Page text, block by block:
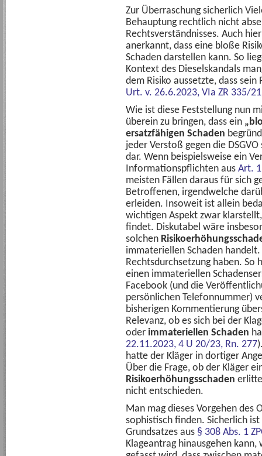
Zur Überraschung sicherlich
Behauptung rechtlich nicht
Rechtsverständnisses. Auch
anerkannt, dass eine bloße
Schaden darstellen kann. So
Kontext des Dieselskandals
dem Risiko aussetzte, dass
Urt. v. 26.6.2023, VIa ZR 335/21
Wie ist diese Feststellung nun
überein zu bringen, dass ein
ersatzfähigen Schaden
jeder Verstoß gegen die
dar. Wenn beispielsweise ein
Informationspflichten aus Art.
meisten Fällen daraus für sich
Betroffenen, irgendwelche
erleiden. Insoweit ist allein
wichtigen Aspekt zwar
findet. Diskutabel wäre
solchen
immateriellen Schaden
Rechtsdurchsetzung haben. So
einen immateriellen
Facebook (und die
persönlichen Telefonnummer)
bisherigen Kommentierung
Relevanz, ob es sich bei der
oder immateriellen Schaden
22.11.2023, 4 U 20/23, Rn. 277
hatte der Kläger in dortiger
Über die Frage, ob der Kläger
Risikoerhöhungsschaden
nicht entschieden.
Man mag dieses Vorgehen des
sophistisch finden. Sicherlich
Grundsatzes aus § 308 Abs. 1
Klageantrag hinausgehen